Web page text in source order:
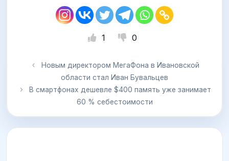
1 0
Новым директором МегаФона в Ивановской
области стал Иван Бувальцев
В смартфонах дешевле $400 память уже занимает
60 % себестоимости